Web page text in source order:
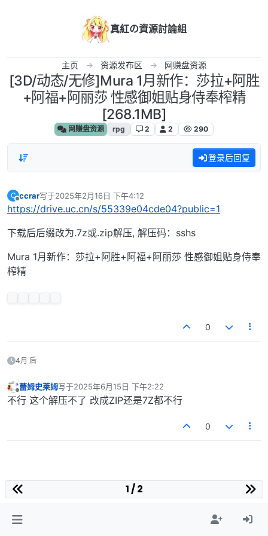
真紅の資源討論組
主页 资源发布区 网赚盘资源
[3D/动态/无修]Mura 1月新作：莎拉+阿胜
+阿福+阿丽莎 性感御姐贴身侍奉榨精
[268.1MB]
网赚盘资源 rpg 2 2 290
登录后回复
C
离线
ccrar写于2025年2月16日 下午4:12
最后由 编辑
https://drive.uc.cn/s/55339e04cde04?public=1
下载后后缀改为.7z或.zip解压, 解压码：sshs
Mura 1月新作：莎拉+阿胜+阿福+阿丽莎 性感御姐贴身侍奉
榨精
0
4月 后
离线
蕾姆史莱姆写于2025年6月15日 下午2:22
最后由 编辑
不行 这个解压不了 改成ZIP还是7Z都不行
0
1 / 2